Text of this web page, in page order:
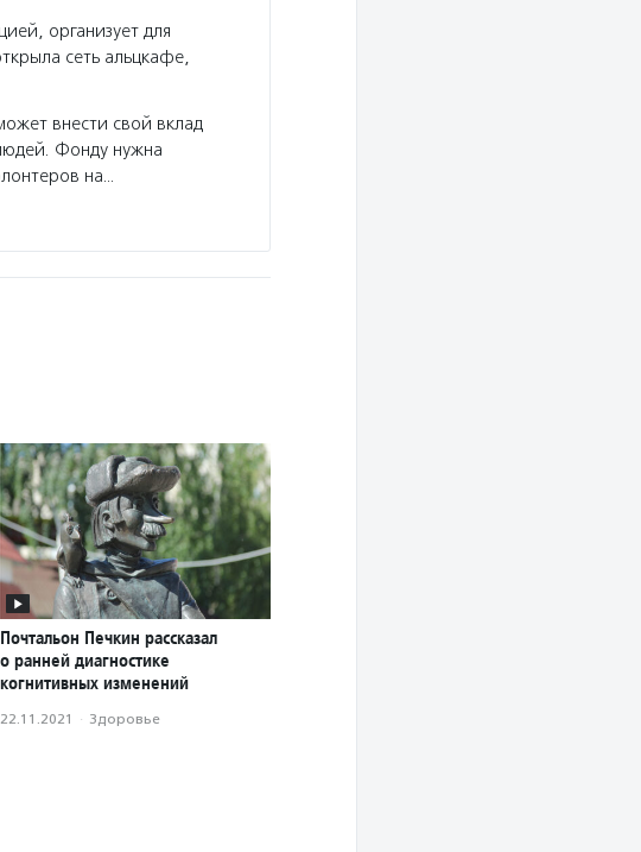
организует для
сеть альцкафе,
внести свой вклад
Фонду нужна
на…
Почтальон Печкин рассказал
о ранней диагностике
когнитивных изменений
22.11.2021 · Здоровье